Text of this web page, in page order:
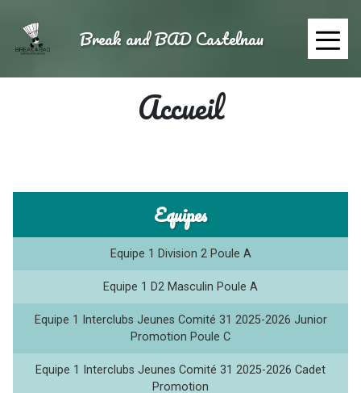
contenu
Break and BAD Castelnau ≡
Accueil
Equipes
Equipe 1 Division 2 Poule A
Equipe 1 D2 Masculin Poule A
Equipe 1 Interclubs Jeunes Comité 31 2025-2026 Junior
Promotion Poule C
Equipe 1 Interclubs Jeunes Comité 31 2025-2026 Cadet
Promotion